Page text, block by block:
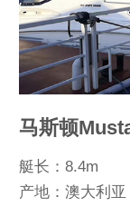
马斯顿
艇长：8.4m
产地：澳大利亚